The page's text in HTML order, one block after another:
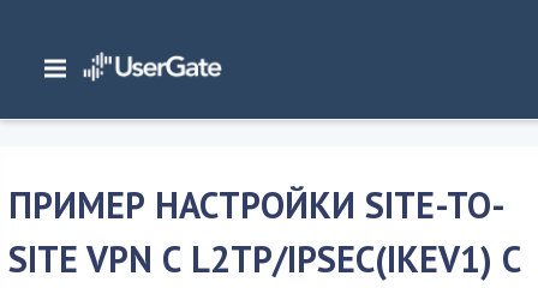
Главная/ Документация/NGFW
Настройка VPN
ПРИМЕР НАСТРОЙКИ SITE-TO-
SITE VPN С L2TP/IPSEC(IKEV1) С